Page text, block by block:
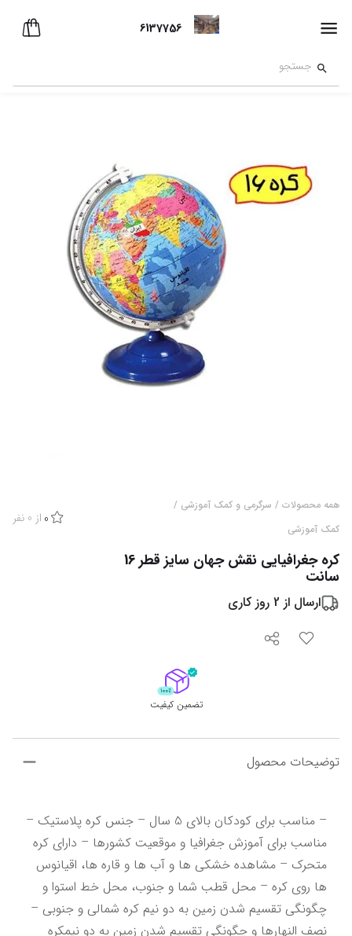
6137756
همه محصولات / سرگرمی و کمک آموزشی /
کمک آموزشی
0 از 0 نفر
کره جغرافیایی نقش جهان سایز قطر 16
سانت
ارسال از 2 روز کاری
تضمین کیفیت
توضیحات محصول